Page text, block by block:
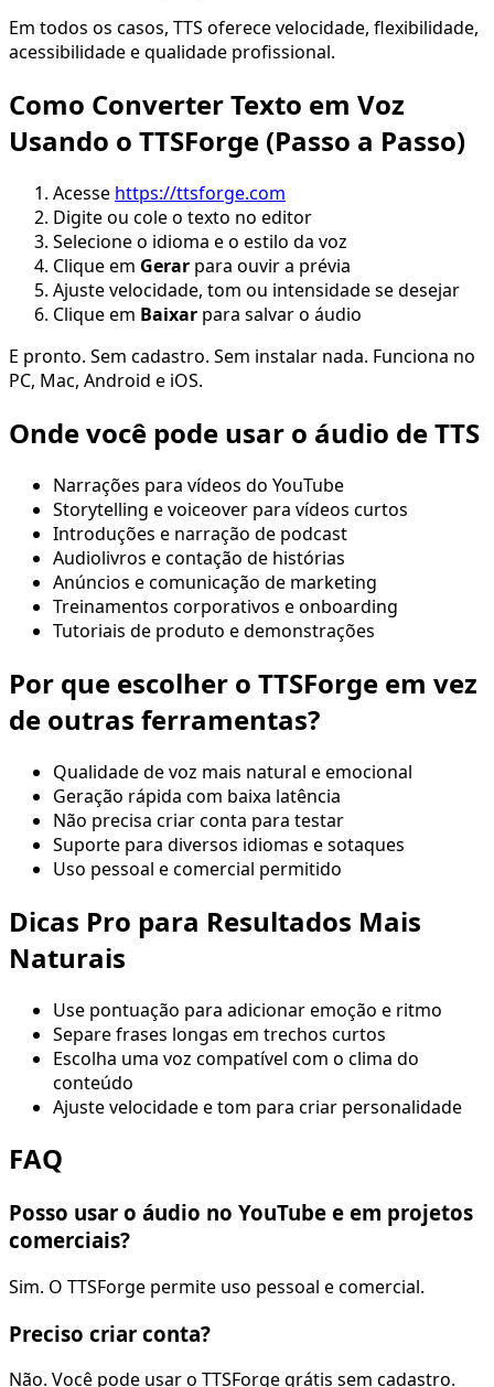
Em todos os casos, TTS oferece velocidade, flexibilidade,
acessibilidade e qualidade profissional.
Como Converter Texto em Voz
Usando o TTSForge (Passo a Passo)
Acesse https://ttsforge.com
Digite ou cole o texto no editor
Selecione o idioma e o estilo da voz
Clique em Gerar para ouvir a prévia
Ajuste velocidade, tom ou intensidade se desejar
Clique em Baixar para salvar o áudio
E pronto. Sem cadastro. Sem instalar nada. Funciona no
PC, Mac, Android e iOS.
Onde você pode usar o áudio de TTS
Narrações para vídeos do YouTube
Storytelling e voiceover para vídeos curtos
Introduções e narração de podcast
Audiolivros e contação de histórias
Anúncios e comunicação de marketing
Treinamentos corporativos e onboarding
Tutoriais de produto e demonstrações
Por que escolher o TTSForge em vez
de outras ferramentas?
Qualidade de voz mais natural e emocional
Geração rápida com baixa latência
Não precisa criar conta para testar
Suporte para diversos idiomas e sotaques
Uso pessoal e comercial permitido
Dicas Pro para Resultados Mais
Naturais
Use pontuação para adicionar emoção e ritmo
Separe frases longas em trechos curtos
Escolha uma voz compatível com o clima do
conteúdo
Ajuste velocidade e tom para criar personalidade
FAQ
Posso usar o áudio no YouTube e em projetos
comerciais?
Sim. O TTSForge permite uso pessoal e comercial.
Preciso criar conta?
Não. Você pode usar o TTSForge grátis sem cadastro.